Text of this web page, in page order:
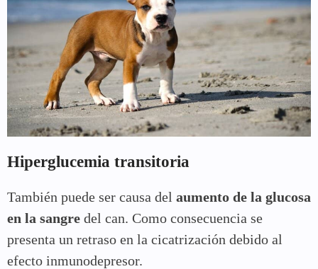
Hiperglucemia transitoria
También puede ser causa del aumento de la glucosa
en la sangre del can. Como consecuencia se
presenta un retraso en la cicatrización debido al
efecto inmunodepresor.